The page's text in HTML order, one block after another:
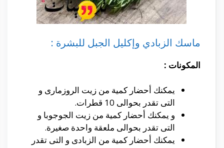
ماسك الزبادي وإكليل الجبل للبشرة :
المكونات :
يمكنك أحضار كمية من زيت الروزمارى و
التى تقدر بحوالى 10 قطرات.
و يمكنك أحضار كمية من زيت الجوجوبا و
التى تقدر بحوالى ملعقة واحدة صغيرة.
يمكنك أحضار كمية من الزبادى و التى تقدر